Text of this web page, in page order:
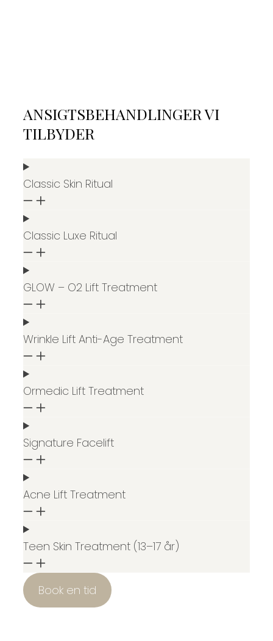
ANSIGTSBEHANDLINGER VI
TILBYDER
Classic Skin Ritual
Classic Luxe Ritual
GLOW – O2 Lift Treatment
Wrinkle Lift Anti-Age Treatment
Ormedic Lift Treatment
Signature Facelift
Acne Lift Treatment
Teen Skin Treatment (13–17 år)
Book en tid